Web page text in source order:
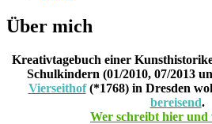
Über mich
Kreativtagebuch einer
Schulkindern (01/2010, 07/2013
Vierseithof(*1768) in Dresden
bereisend.
Wer schreibt hier und